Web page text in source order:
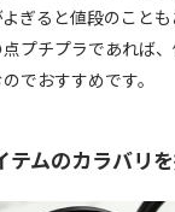
ぎると値段のこと
プチプラであれば
でおすすめです。
テムのカラバリ